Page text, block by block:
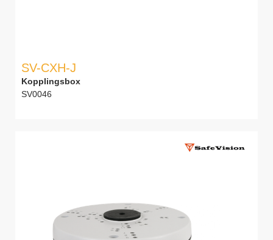
SV-CXH-J
Kopplingsbox
SV0046